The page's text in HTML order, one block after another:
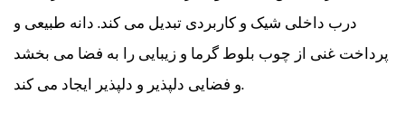
درب داخلی شیک و کاربردی تبدیل می کند. دانه طبیعی و
پرداخت غنی از چوب بلوط گرما و زیبایی را به فضا می بخشد
و فضایی دلپذیر و دلپذیر ایجاد می کند.